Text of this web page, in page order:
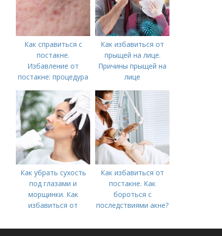
Как справиться с
постакне.
Избавление от
постакне: процедура
Как избавиться от
прыщей на лице.
Причины прыщей на
лице
Как убрать сухость
под глазами и
морщинки. Как
избавиться от
косметологические
Как избавиться от
постакне. Как
бороться с
последствиями акне?